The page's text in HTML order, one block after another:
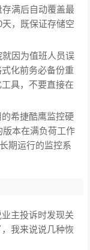
满后自动覆盖最
，既保证存储空
因为值班人员误
化前务必备份重
具，不要直接在
希捷酷鹰监控硬
本在满负荷工作
期运行的监控系
主投诉时发现关
我来说说几种恢